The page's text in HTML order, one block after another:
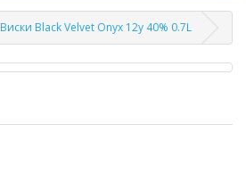
Виски Black Velvet Onyx 12y 40% 0.7L